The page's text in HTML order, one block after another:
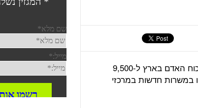
אינטל עומדת לקלוט 1,400 עובדים ובכך להגדיל את מצבת כוח האדם בארץ ל-9,500
במשרות חדשות במרכזי